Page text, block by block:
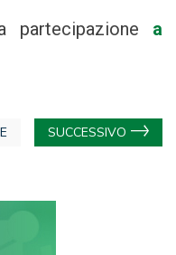
partecipazione a
SUCCESSIVO